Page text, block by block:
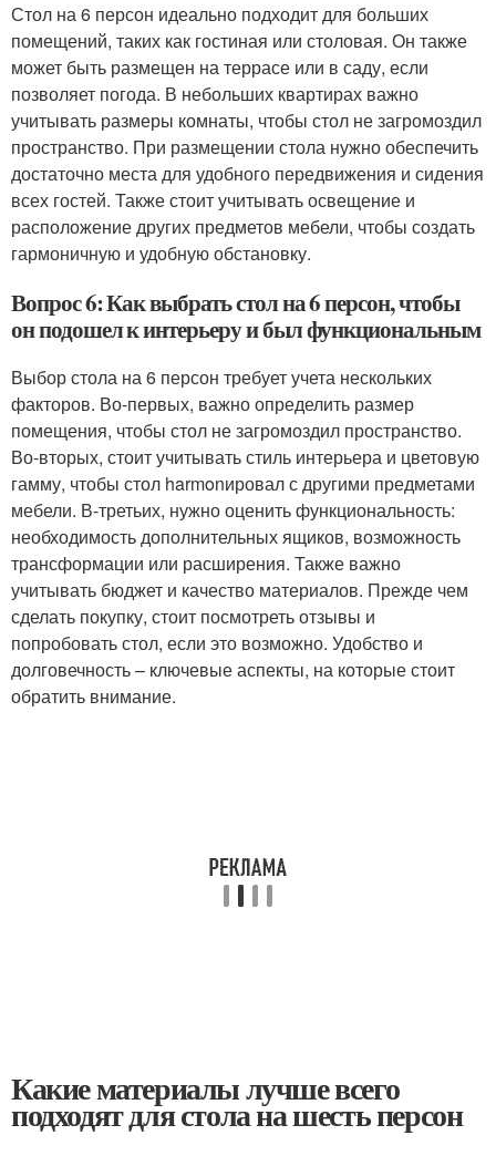
Стол на 6 персон идеально подходит для больших
помещений, таких как гостиная или столовая. Он также
может быть размещен на террасе или в саду, если
позволяет погода. В небольших квартирах важно
учитывать размеры комнаты, чтобы стол не загромоздил
пространство. При размещении стола нужно обеспечить
достаточно места для удобного передвижения и сидения
всех гостей. Также стоит учитывать освещение и
расположение других предметов мебели, чтобы создать
гармоничную и удобную обстановку.
Вопрос 6: Как выбрать стол на 6 персон, чтобы
он подошел к интерьеру и был функциональным
Выбор стола на 6 персон требует учета нескольких
факторов. Во-первых, важно определить размер
помещения, чтобы стол не загромоздил пространство.
Во-вторых, стоит учитывать стиль интерьера и цветовую
гамму, чтобы стол harmonировал с другими предметами
мебели. В-третьих, нужно оценить функциональность:
необходимость дополнительных ящиков, возможность
трансформации или расширения. Также важно
учитывать бюджет и качество материалов. Прежде чем
сделать покупку, стоит посмотреть отзывы и
попробовать стол, если это возможно. Удобство и
долговечность – ключевые аспекты, на которые стоит
обратить внимание.
Какие материалы лучше всего
подходят для стола на шесть персон